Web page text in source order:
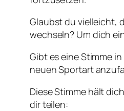
Glaubst du vielleicht,
wechseln? Um dich
Gibt es eine Stimme
neuen Sportart
Diese Stimme hält
dir teilen: